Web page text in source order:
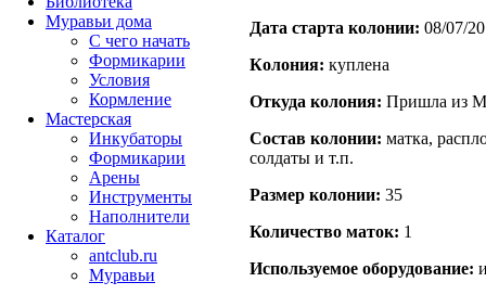
Дата старта кoлонии: 08/07/
Кoлония: куплена
Откуда кoлония: Пришла из
Состав кoлонии: матка,
солдаты и т.п.
Размер кoлонии: 35
Количество маток: 1
Используемое оборудование:
Муравьи дома
С чего начать
Формикарии
Условия
Кормление
Мастерская
Инкубаторы
Формикарии
Арены
Инструменты
Наполнители
Каталог
antclub.ru
Муравьи